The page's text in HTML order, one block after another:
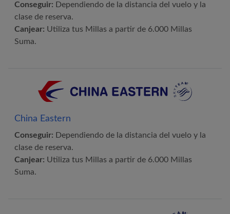
Conseguir: Dependiendo de la distancia del vuelo y la
clase de reserva.
Canjear: Utiliza tus Millas a partir de 6.000 Millas
Suma.
China Eastern
Conseguir: Dependiendo de la distancia del vuelo y la
clase de reserva.
Canjear: Utiliza tus Millas a partir de 6.000 Millas
Suma.